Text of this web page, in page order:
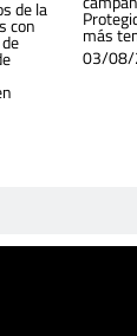
de la
con
más
03/